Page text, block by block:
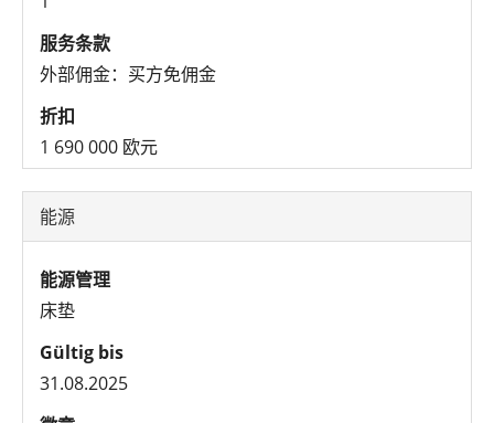
服务条款
外部佣金：买方免佣金
折扣
1 690 000 欧元
能源
能源管理
床垫
Gültig bis
31.08.2025